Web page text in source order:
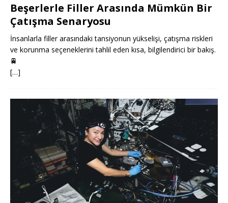
Beşerlerle Filler Arasında Mümkün Bir
Çatışma Senaryosu
İnsanlarla filler arasındaki tansiyonun yükselişi, çatışma riskleri
ve korunma seçeneklerini tahlil eden kısa, bilgilendirici bir bakış.
🚆
[…]